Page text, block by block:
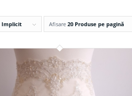
Implicit Afisare 20 Produse pe pagină